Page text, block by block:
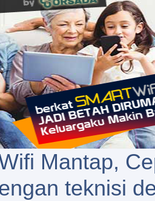
Mantap,
teknisi